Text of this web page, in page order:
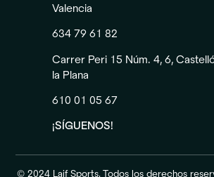
Valencia
634 79 61 82
Carrer Peri 15 Núm. 4, 6,
la Plana
610 01 05 67
¡SÍGUENOS!
© 2024 Laif Sports. Todos los derechos